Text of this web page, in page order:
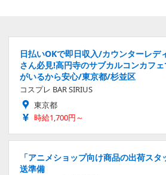
日払いOKで即日収入/カウンターレデ
さん必見!高円寺のサブカルコンカフ
がいるから安心/東京都/杉並区
コスプレ BAR SIRIUS
東京都
時給1,700円～
「アニメショップ向け商品の出荷ス
送準備